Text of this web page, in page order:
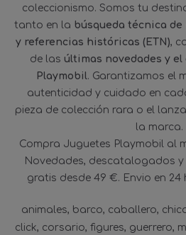
coleccionismo. Somos tu
tanto en la búsqueda técnica
y referencias históricas (ETN),
de las últimas novedades y
Playmobil. Garantizamos el
autenticidad y cuidado en
pieza de colección rara o el
la marca.
Compra Juguetes Playmobil al
Novedades, descatalogados y
gratis desde 49 €. Envio en 24
animales barco caballero
click corsario figures guerrero